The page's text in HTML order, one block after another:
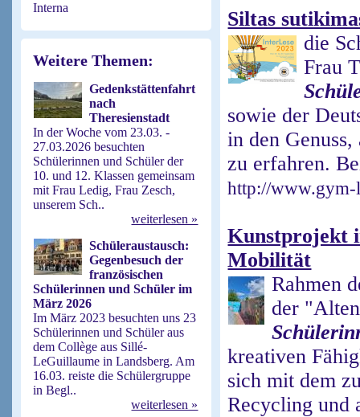
Interna
Weitere Themen:
Gedenkstättenfahrt
nach
Theresienstadt
In der Woche vom 23.03. -
27.03.2026 besuchten
Schülerinnen und Schüler der
10. und 12. Klassen gemeinsam
mit Frau Ledig, Frau Zesch,
unserem Sch..
weiterlesen »
Schüleraustausch:
Gegenbesuch der
französischen
Schülerinnen und Schüler im
März 2026
Im März 2023 besuchten uns 23
Schülerinnen und Schüler aus
dem Collège aus Sillé-
LeGuillaume in Landsberg. Am
16.03. reiste die Schülergruppe
in Begl..
weiterlesen »
Siltas
die
Frau
sowie der
in den
zu erfahren.
http://www.gym-
Kunstprojekt
Mobilität
Rahmen
der
kreativen
sich mit dem
Recycling und